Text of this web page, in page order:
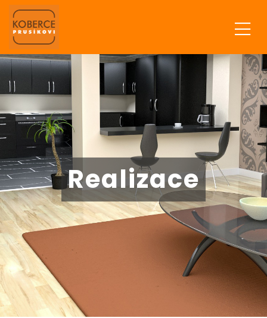
Realizace